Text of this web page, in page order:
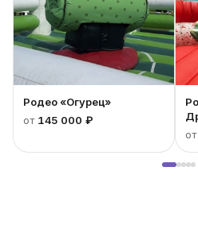
Родео «Огурец»
от 145 000 ₽
от